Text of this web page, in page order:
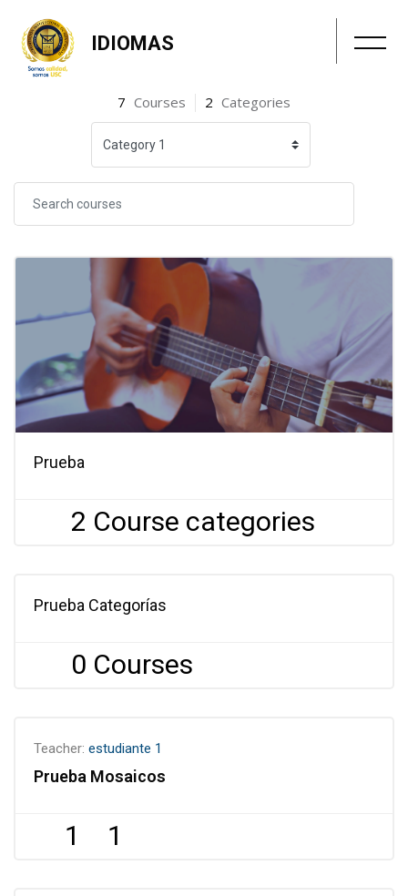
IDIOMAS
Blocks
7 Courses 2 Categories
Prueba
2 Course categories
Prueba Categorías
0 Courses
Teacher: estudiante 1
Prueba Mosaicos
1 1